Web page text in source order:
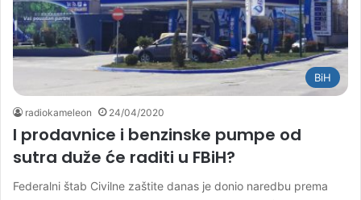
BiH
radiokameleon 24/04/2020
I prodavnice i benzinske pumpe od
sutra duže će raditi u FBiH?
Federalni štab Civilne zaštite danas je donio naredbu prema